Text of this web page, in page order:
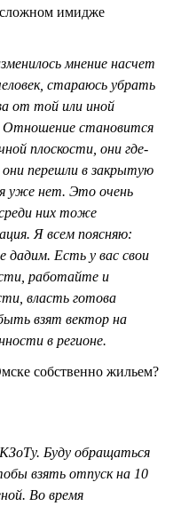
имидже
мнение насчет
стараюсь убрать
от той или иной
Отношение становится
плоскости, они где-
перешли в закрытую
уже нет. Это очень
них тоже
Я всем поясняю:
дадим. Есть у вас свои
работайте и
власть готова
взят вектор на
в регионе.
собственно жильем?
Буду обращаться
взять отпуск на 10
Во время